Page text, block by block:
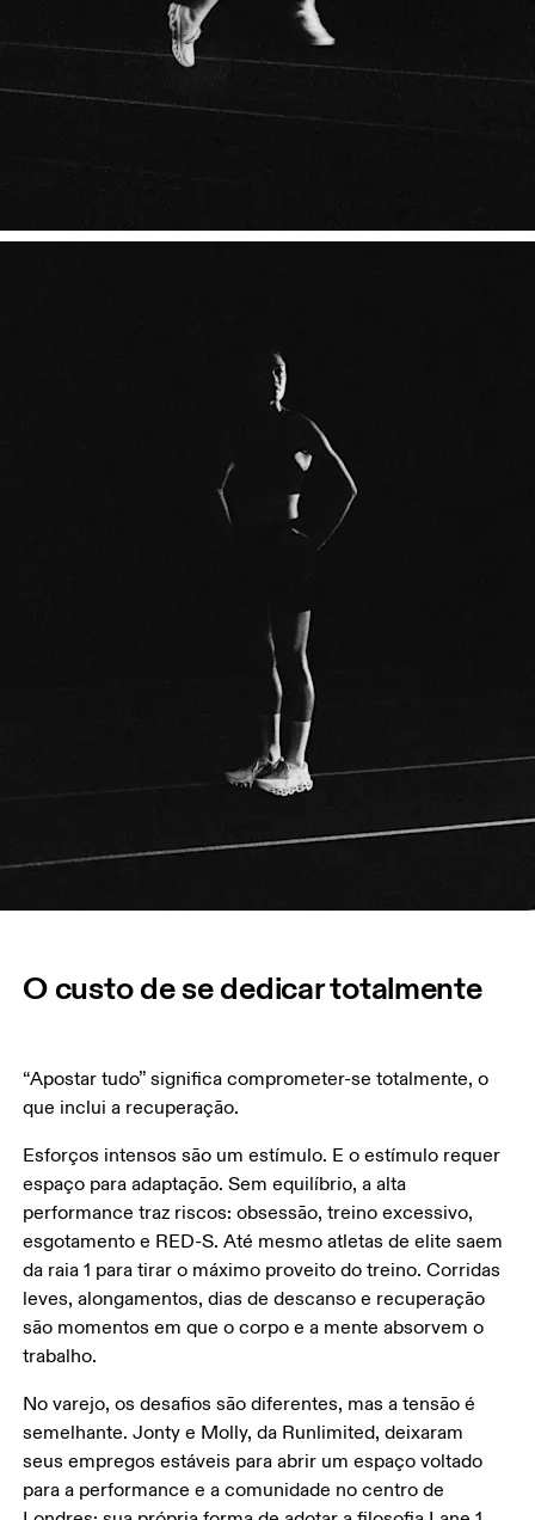
O custo de se dedicar totalmente
“Apostar tudo” significa comprometer-se totalmente, o
que inclui a recuperação.
Esforços intensos são um estímulo. E o estímulo requer
espaço para adaptação. Sem equilíbrio, a alta
performance traz riscos: obsessão, treino excessivo,
esgotamento e RED-S. Até mesmo atletas de elite saem
da raia 1 para tirar o máximo proveito do treino. Corridas
leves, alongamentos, dias de descanso e recuperação
são momentos em que o corpo e a mente absorvem o
trabalho.
No varejo, os desafios são diferentes, mas a tensão é
semelhante. Jonty e Molly, da Runlimited, deixaram
seus empregos estáveis para abrir um espaço voltado
para a performance e a comunidade no centro de